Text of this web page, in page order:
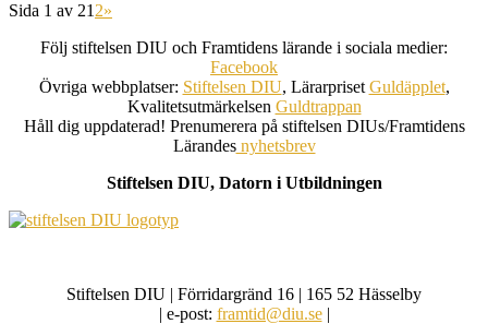
Sida 1 av 21 2»
Följ stiftelsen DIU och Framtidens lärande i sociala medier:
Facebook
Övriga webbplatser: Stiftelsen DIU, Lärarpriset Guldäpplet,
Kvalitetsutmärkelsen Guldtrappan
Håll dig uppdaterad! Prenumerera på stiftelsen DIUs/Framtidens
Lärandesnyhetsbrev
Stiftelsen DIU, Datorn i Utbildningen
Stiftelsen DIU | Förridargränd 16 | 165 52 Hässelby
| e-post: framtid@diu.se|